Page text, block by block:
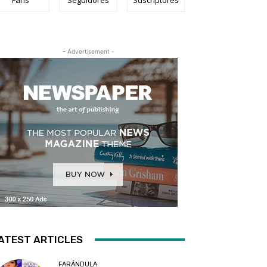
- Advertisement -
ARTICLES
FARÁNDULA